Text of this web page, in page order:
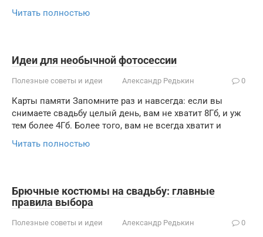
Читать полностью
Идеи для необычной фотосессии
Полезные советы и идеи Александр Редькин 0
Карты памяти Запомните раз и навсегда: если вы
снимаете свадьбу целый день, вам не хватит 8Гб, и уж
тем более 4Гб. Более того, вам не всегда хватит и
Читать полностью
Брючные костюмы на свадьбу: главные
правила выбора
Полезные советы и идеи Александр Редькин 0